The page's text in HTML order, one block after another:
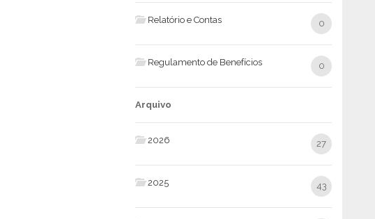
Relatório e Contas 0
Regulamento de Benefícios 0
Arquivo
2026 27
2025 43